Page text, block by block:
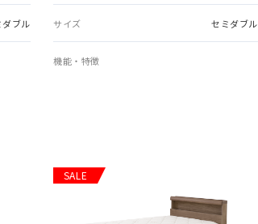
ダブル サイズ セミダブル
機能・特徴
SALE